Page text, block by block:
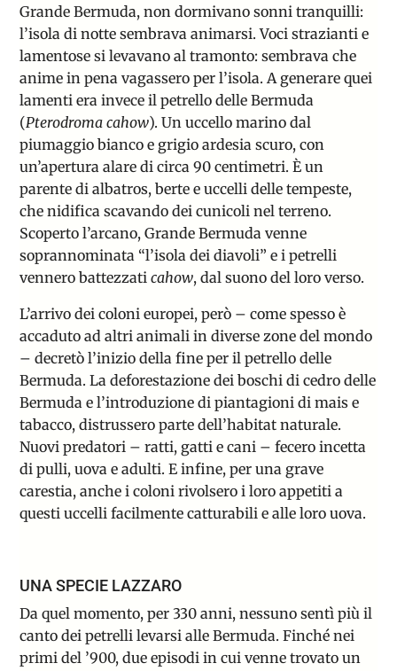
Grande Bermuda, non dormivano sonni tranquilli:
l’isola di notte sembrava animarsi. Voci strazianti e
lamentose si levavano al tramonto: sembrava che
anime in pena vagassero per l’isola. A generare quei
lamenti era invece il petrello delle Bermuda
(Pterodroma cahow). Un uccello marino dal
piumaggio bianco e grigio ardesia scuro, con
un’apertura alare di circa 90 centimetri. È un
parente di albatros, berte e uccelli delle tempeste,
che nidifica scavando dei cunicoli nel terreno.
Scoperto l’arcano, Grande Bermuda venne
soprannominata “l’isola dei diavoli” e i petrelli
vennero battezzaticahow, dalsuono del loro verso.
L’arrivo dei coloni europei, però – come spesso è
accaduto ad altri animali in diverse zone del mondo
– decretò l’inizio della fine per il petrello delle
Bermuda. La deforestazione dei boschi di cedro delle
Bermuda e l’introduzione di piantagioni di mais e
tabacco, distrussero parte dell’habitat naturale.
Nuovi predatori – ratti, gatti e cani – fecero incetta
di pulli, uova e adulti. E infine, per una grave
carestia, anche i coloni rivolsero i loro appetiti a
questi uccelli facilmente catturabili e alle loro uova.
UNA SPECIE LAZZARO
Da quel momento, per 330 anni, nessuno sentì più il
canto dei petrelli levarsi alle Bermuda. Finché nei
primi del ’900, due episodi in cui venne trovato un